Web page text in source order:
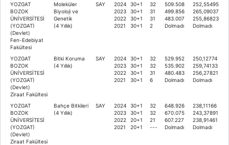
YOZGAT
BOZOK
ÜNİVERSİTESİ
(YOZGAT)
(Devlet)
Fen-Edebiyat
Fakültesi
Moleküler
Biyoloji ve
Genetik
(4 Yıllık)
SAY
2024
2023
2022
2021
30+1
30+1
30+1
30+1
32
31
31
2
509.508
499.856
483.007
Dolmadı
252,55495
265,09037
255,86823
Dolmadı
YOZGAT
BOZOK
ÜNİVERSİTESİ
(YOZGAT)
(Devlet)
Ziraat Fakültesi
Bitki Koruma
(4 Yıllık)
SAY
2024
2023
2022
2021
30+1
30+1
30+1
30+1
32
32
31
6
529.952
535.902
480.483
Dolmadı
250,12774
259,74133
256,27821
Dolmadı
YOZGAT
BOZOK
ÜNİVERSİTESİ
(YOZGAT)
(Devlet)
Ziraat Fakültesi
Bahçe Bitkileri
(4 Yıllık)
SAY
2024
2023
2022
2021
30+1
30+1
20+1
20+1
32
32
21
---
648.926
670.075
607.227
Dolmadı
238,11166
243,37891
238,91461
Dolmadı